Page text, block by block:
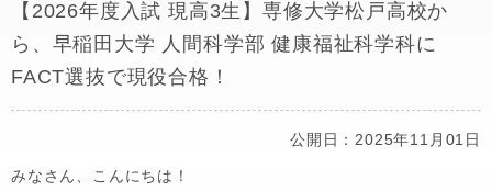
【2026年度入試 現高3生】専修大学松戸高校か
ら、早稲田大学 人間科学部 健康福祉科学科に
FACT選抜で現役合格！
公開日：2025年11月01日
みなさん、こんにちは！